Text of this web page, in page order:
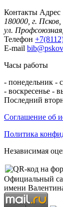
Контакты Адрес
180000, г. Псков,
ул.
Телефон
E-mail
Часы работы
- понедельник -
- воскресенье -
Последний
Соглашение об
Политика
Независимая
Официальный
имени